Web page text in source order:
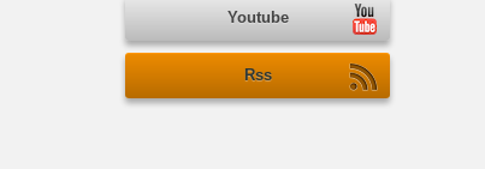
Youtube
Rss